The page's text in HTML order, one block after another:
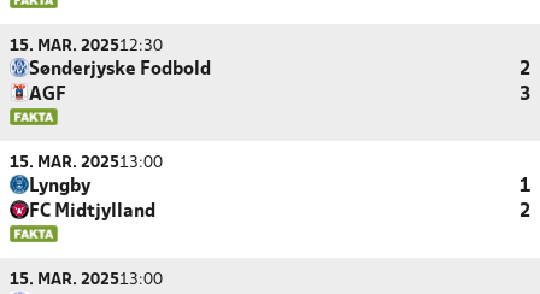
15. MAR. 202512:30
Sønderjyske Fodbold
2
AGF
3
15. MAR. 202513:00
Lyngby
1
FC Midtjylland
2
15. MAR. 202513:00